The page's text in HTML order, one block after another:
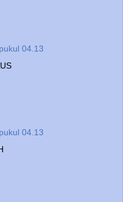
04.13
04.13